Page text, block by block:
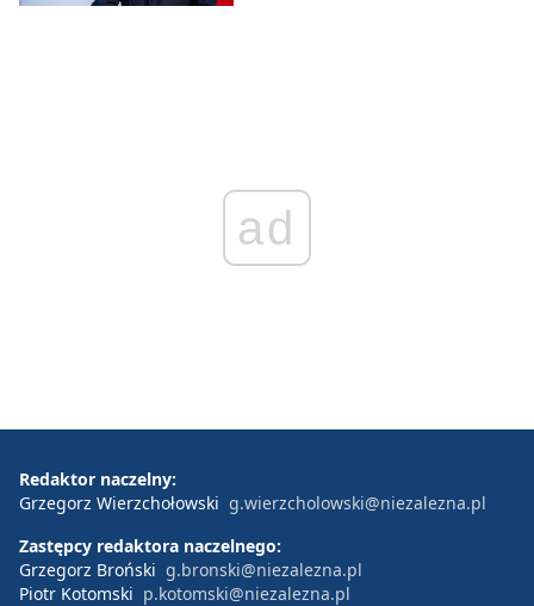
ad
Redaktor naczelny:
Grzegorz Wierzchołowski g.wierzcholowski@niezalezna.pl
Zastępcy redaktora naczelnego:
Grzegorz Broński g.bronski@niezalezna.pl
Piotr Kotomski p.kotomski@niezalezna.pl